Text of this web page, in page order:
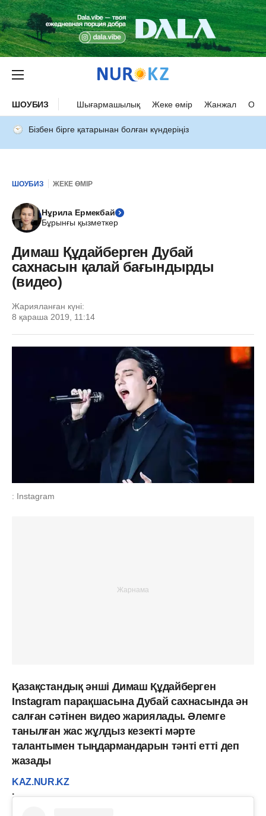
ШОУБИЗ Шығармашылық Жеке өмір Жанжал
Бізбен бірге қатарынан болған күндеріңіз
ШОУБИЗ ЖЕКЕ ӨМІР
Нұрила Ермекбай
Бұрынғы қызметкер
Димаш Құдайберген Дубай
сахнасын қалай бағындырды
(видео)
Жарияланған күні:
8 қараша 2019, 11:14
: Instagram
Қазақстандық әнші Димаш Құдайберген
Instagram парақшасына Дубай сахнасында ән
салған сәтінен видео жариялады. Әлемге
танылған жас жұлдыз кезекті мәрте
талантымен тыңдармандарын тәнті етті деп
жазады
KAZ.NUR.KZ
.